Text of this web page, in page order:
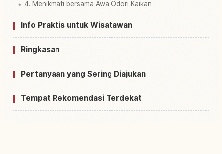
4. Menikmati bersama Awa Odori Kaikan
Info Praktis untuk Wisatawan
Ringkasan
Pertanyaan yang Sering Diajukan
Tempat Rekomendasi Terdekat